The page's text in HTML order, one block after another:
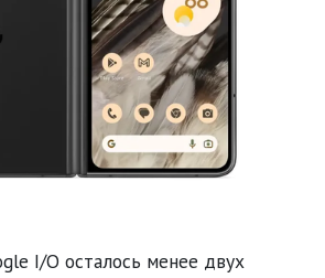
I/O осталось менее двух